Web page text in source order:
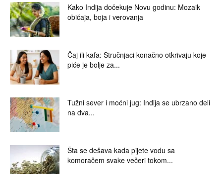
Kako Indija dočekuje Novu godinu: Mozaik
običaja, boja i verovanja
Čaj ili kafa: Stručnjaci konačno otkrivaju koje
piće je bolje za...
Tužni sever i moćni jug: Indija se ubrzano deli
na dva...
Šta se dešava kada pijete vodu sa
komoračem svake večeri tokom...